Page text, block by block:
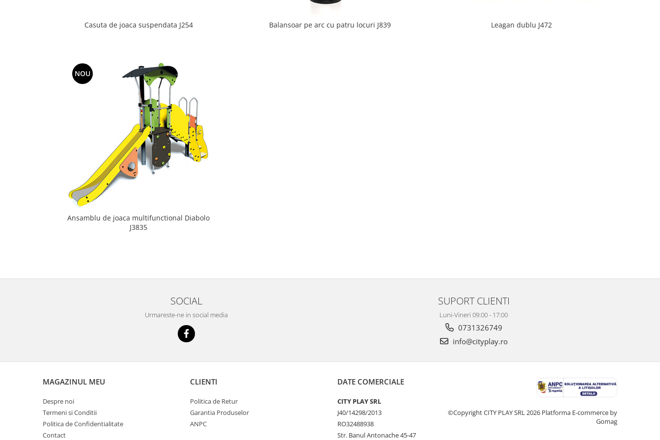
Casuta de joaca suspendata J254 Balansoar pe arc cu patru locuri J839 Leagan dublu J472
NOU
Ansamblu de joaca multifunctional Diabolo
J3835
SOCIAL
Urmareste-ne in social media
SUPORT CLIENTI
Luni-Vineri 09:00 - 17:00
0731326749
info@cityplay.ro
MAGAZINUL MEU
Despre noi
Termeni si Conditii
Politica de Confidentialitate
Contact
CLIENTI
Politica de Retur
Garantia Produselor
ANPC
DATE COMERCIALE
CITY PLAY SRL
J40/14298/2013
RO32488938
Str. Banul Antonache 45-47
©Copyright CITY PLAY SRL 2026 Platforma E-commerce by
Gomag